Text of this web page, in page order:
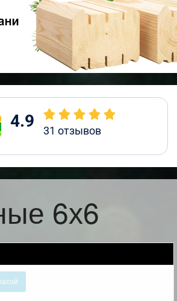
4.9 31 отзывов
6х6